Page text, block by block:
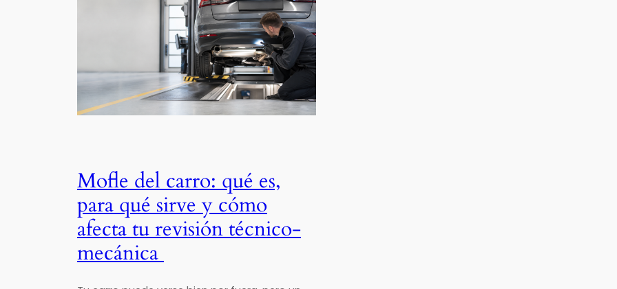
Mofle del carro: qué es,
para qué sirve y cómo
afecta tu revisión técnico-
mecánica